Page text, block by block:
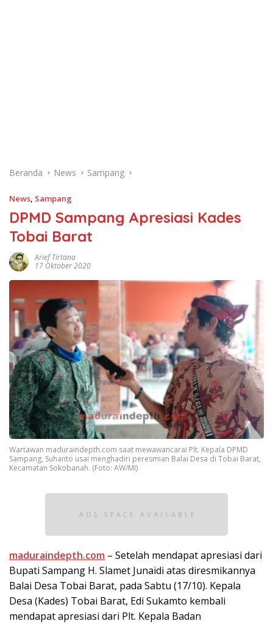
Beranda News Sampang
News, Sampang
DPMD Sampang Apresiasi Kades
Tobai Barat
Arief Tirtana
17 Oktober 2020
Wartawan maduraindepth.com saat mewawancarai Plt. Kepala DPMD
Sampang, Suhanto usai menghadiri peresmian Balai Desa di Tobai Barat,
Kecamatan Sokobanah. (Foto: AW/MI)
maduraindepth.com – Setelah mendapat apresiasi dari
Bupati Sampang H. Slamet Junaidi atas diresmikannya
Balai Desa Tobai Barat, pada Sabtu (17/10). Kepala
Desa (Kades) Tobai Barat, Edi Sukamto kembali
mendapat apresiasi dari Plt. Kepala Badan